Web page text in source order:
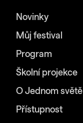
Novinky
Můj festival
Program
Školní projekce
O Jednom světě
Přístupnost